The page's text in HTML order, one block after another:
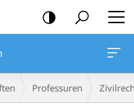
Professuren